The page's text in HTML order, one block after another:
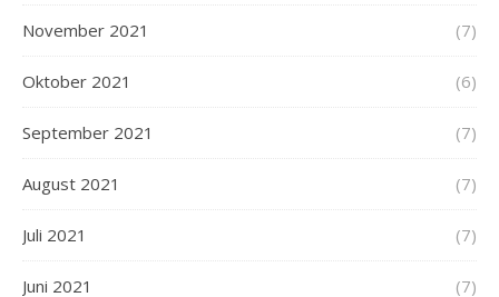
November 2021 (7)
Oktober 2021 (6)
September 2021 (7)
August 2021 (7)
Juli 2021 (7)
Juni 2021 (7)